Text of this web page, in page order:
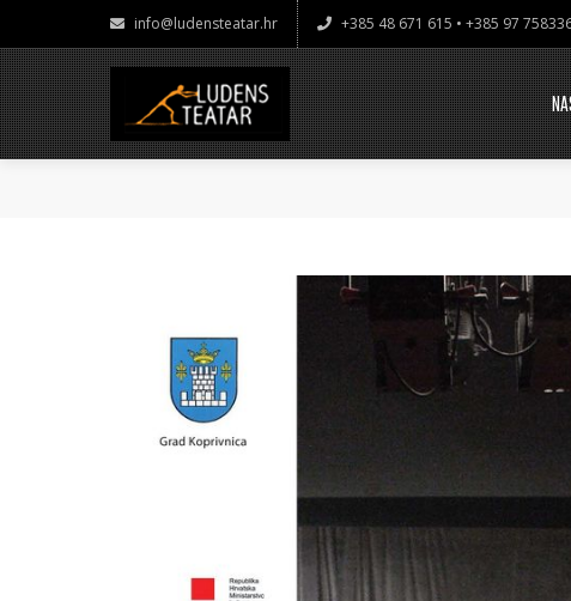
info@ludensteatar.hr +385 48 671 615 • +385 97